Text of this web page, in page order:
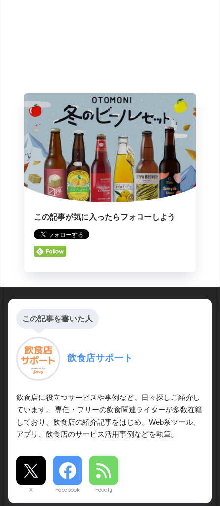
この記事が気に入ったらフォローしよう
この記事を書いた人
飲食店サポート
飲食店に役立つサービスや事例など、日々探しご紹介し
ています。 専任・フリーの飲食関連ライターが多数在籍
しており、飲食店の紹介記事をはじめ、Web系ツール、
アプリ、飲食店のサービス活用事例などを執筆。
X Facebook Feedly